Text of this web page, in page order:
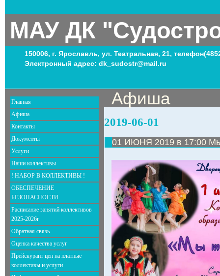
МАУ ДК
150006, г. Ярославль, ул. Театральная, 21,
Электронный адрес: dk_sudostr@mail.ru
Главная
Афиша
Контакты
Документы
Услуги
Наши коллективы
! НАБОР В КОЛЛЕКТИВЫ !
ОБЕСПЕЧЕНИЕ
БЕЗОПАСНОСТИ
Расписание занятий коллективов
2025-2026г
Обратная связь
Оценка качества услуг
Прейскурант цен на платные
коллективы и услуги
Афиша
2019-06-01
01 ИЮНЯ 2019 в 17:00 Мы